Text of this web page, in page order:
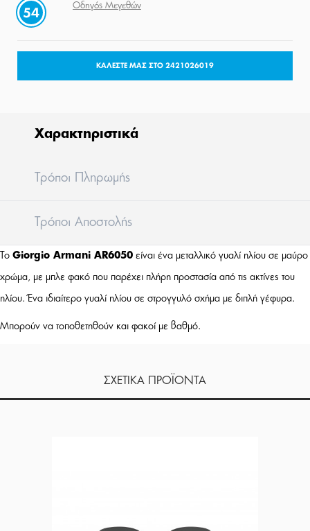
54
Οδηγός Μεγεθών
ΚΑΛΕΣΤΕ ΜΑΣ ΣΤΟ 2421026019
Το Giorgio Armani AR6050 είναι ένα μεταλλικό γυαλί ηλίου σε μαύρο
χρώμα, με μπλε φακό που παρέχει πλήρη προστασία από τις ακτίνες του
ηλίου. Ένα ιδιαίτερο γυαλί ηλίου σε στρογγυλό σχήμα με διπλή γέφυρα.
Μπορούν να τοποθετηθούν και φακοί με βαθμό.
Χαρακτηριστικά
Tρόποι Πληρωμής
Tρόποι Aποστολής
ΣΧΕΤΙΚΑ ΠΡΟΪΟΝΤΑ